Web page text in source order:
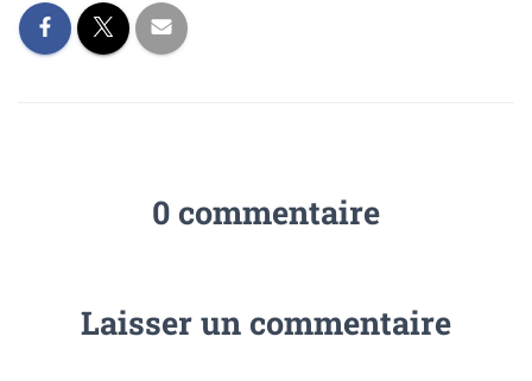
0 commentaire
Laisser un commentaire